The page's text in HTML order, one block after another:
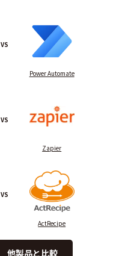
VS
Power Automate
VS
Zapier
VS
ActRecipe
他製品と比較